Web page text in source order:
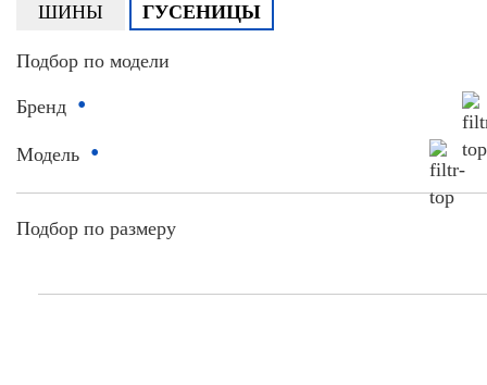
ШИНЫ ГУСЕНИЦЫ
Подбор по модели
Бренд •
Модель •
Подбор по размеру